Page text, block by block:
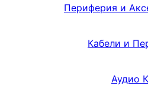
Периферия и
Кабели и
Аудио